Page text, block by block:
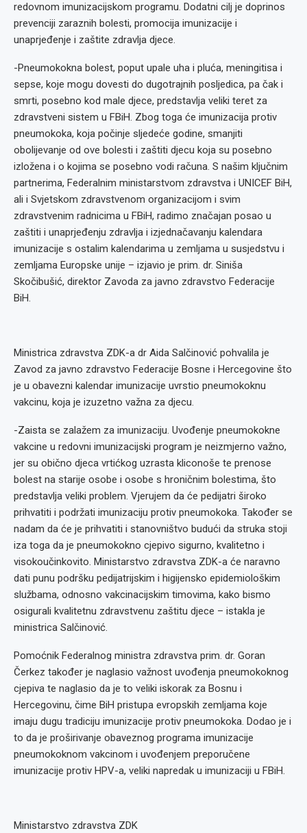
redovnom imunizacijskom programu. Dodatni cilj je doprinos
prevenciji zaraznih bolesti, promocija imunizacije i
unaprjeđenje i zaštite zdravlja djece.
-Pneumokokna bolest, poput upale uha i pluća, meningitisa i
sepse, koje mogu dovesti do dugotrajnih posljedica, pa čak i
smrti, posebno kod male djece, predstavlja veliki teret za
zdravstveni sistem u FBiH. Zbog toga će imunizacija protiv
pneumokoka, koja počinje sljedeće godine, smanjiti
obolijevanje od ove bolesti i zaštiti djecu koja su posebno
izložena i o kojima se posebno vodi računa. S našim ključnim
partnerima, Federalnim ministarstvom zdravstva i UNICEF BiH,
ali i Svjetskom zdravstvenom organizacijom i svim
zdravstvenim radnicima u FBiH, radimo značajan posao u
zaštiti i unaprjeđenju zdravlja i izjednačavanju kalendara
imunizacije s ostalim kalendarima u zemljama u susjedstvu i
zemljama Europske unije – izjavio je prim. dr. Siniša
Skočibušić, direktor Zavoda za javno zdravstvo Federacije
BiH.
Ministrica zdravstva ZDK-a dr Aida Salčinović pohvalila je
Zavod za javno zdravstvo Federacije Bosne i Hercegovine što
je u obavezni kalendar imunizacije uvrstio pneumokoknu
vakcinu, koja je izuzetno važna za djecu.
-Zaista se zalažem za imunizaciju. Uvođenje pneumokokne
vakcine u redovni imunizacijski program je neizmjerno važno,
jer su obično djeca vrtićkog uzrasta kliconoše te prenose
bolest na starije osobe i osobe s hroničnim bolestima, što
predstavlja veliki problem. Vjerujem da će pedijatri široko
prihvatiti i podržati imunizaciju protiv pneumokoka. Također se
nadam da će je prihvatiti i stanovništvo budući da struka stoji
iza toga da je pneumokokno cjepivo sigurno, kvalitetno i
visokoučinkovito. Ministarstvo zdravstva ZDK-a će naravno
dati punu podršku pedijatrijskim i higijensko epidemiološkim
službama, odnosno vakcinacijskim timovima, kako bismo
osigurali kvalitetnu zdravstvenu zaštitu djece – istakla je
ministrica Salčinović.
Pomoćnik Federalnog ministra zdravstva prim. dr. Goran
Čerkez također je naglasio važnost uvođenja pneumokoknog
cjepiva te naglasio da je to veliki iskorak za Bosnu i
Hercegovinu, čime BiH pristupa evropskih zemljama koje
imaju dugu tradiciju imunizacije protiv pneumokoka. Dodao je i
to da je proširivanje obaveznog programa imunizacije
pneumokoknom vakcinom i uvođenjem preporučene
imunizacije protiv HPV-a, veliki napredak u imunizaciji u FBiH.
Ministarstvo zdravstva ZDK